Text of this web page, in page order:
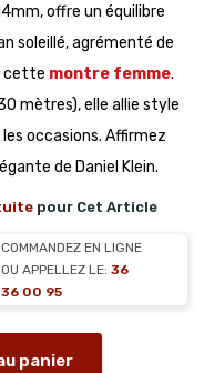
offre un équilibre
soleillé, agrémenté de
cette montre femme.
mètres), elle allie style
occasions. Affirmez
de Daniel Klein.
pour Cet Article
COMMANDEZ EN LIGNE
OU APPELLEZ LE: 36
36 00 95
panier